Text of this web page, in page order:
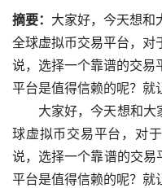
摘要： 大家好，今天想
全球虚拟币交易平台，对
说，选择一个靠谱的交易
平台是值得信赖的呢？就
大家好，今天想和
球虚拟币交易平台，对
说，选择一个靠谱的交易
平台是值得信赖的呢？就